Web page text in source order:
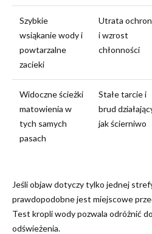
Szybkie
wsiąkanie wody i
powtarzalne
zacieki
Utrata
i wzrost
chłonności
Widoczne ścieżki
matowienia w
tych samych
pasach
Stałe tarcie i
brud
jak ścierniwo
Jeśli objaw dotyczy tylko jednej
prawdopodobne jest miejscowe
Test kropli wody pozwala odróżnić
odświeżenia.